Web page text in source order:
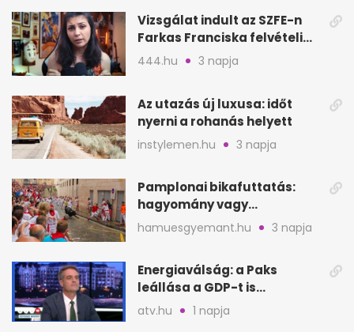
Vizsgálat indult az SZFE-n
Farkas Franciska felvételi
videója után
444.hu 3 napja
Az utazás új luxusa: időt
nyerni a rohanás helyett
instylemen.hu 3 napja
Pamplonai bikafuttatás:
hagyomány vagy
értelmetlen vérontás?
hamuesgyemant.hu 3 napja
Energiaválság: a Paks
leállása a GDP-t is
megütheti, int az
Oeconomus
atv.hu 1 napja